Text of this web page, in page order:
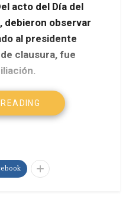
acto del Día del
debieron observar
al presidente
clausura, fue